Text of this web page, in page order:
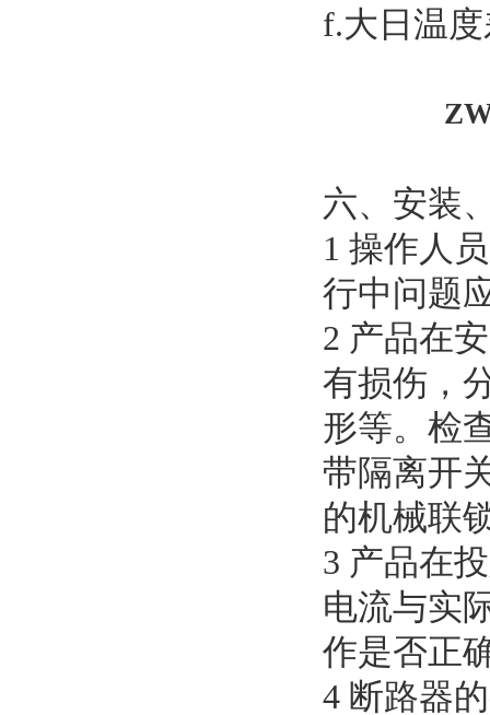
f.大日温
六、安装
1 操作人
行中问题
2 产品在
有损伤，
形等。检
带隔离开
的机械联
3 产品在
电流与实
作是否正
4 断路器